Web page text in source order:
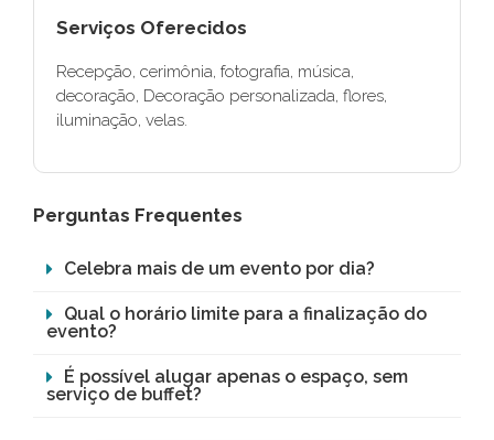
Serviços Oferecidos
Recepção, cerimônia, fotografia, música,
decoração, Decoração personalizada, flores,
iluminação, velas.
Perguntas Frequentes
Celebra mais de um evento por dia?
Qual o horário limite para a finalização do
evento?
É possível alugar apenas o espaço, sem
serviço de buffet?